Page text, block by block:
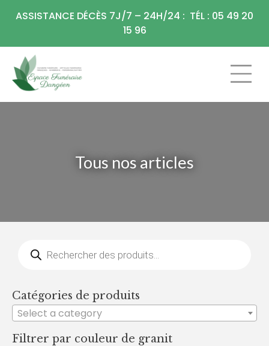
ASSISTANCE DÉCÈS 7J/7 – 24H/24 : TÉL : 05 49 20
15 96
Tous nos articles
Catégories de produits
Select a category
Filtrer par couleur de granit
Panneau de gestion des cookies